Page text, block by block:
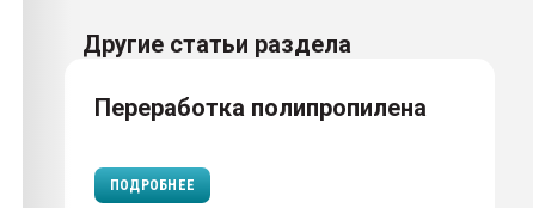
Другие статьи раздела
Переработка полипропилена
ПОДРОБНЕЕ